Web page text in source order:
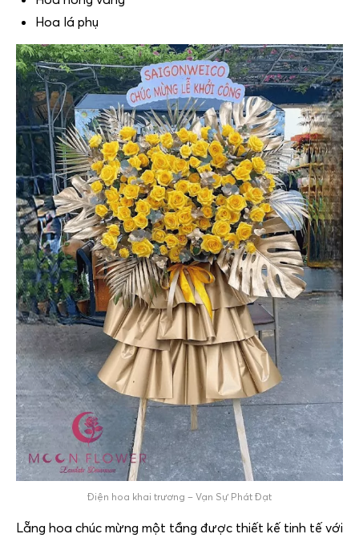
Hoa lá phụ
Điện hoa khai trương – Vạn Sự Phát Đạt
Lẵng hoa chúc mừng một tầng được thiết kế tinh tế với